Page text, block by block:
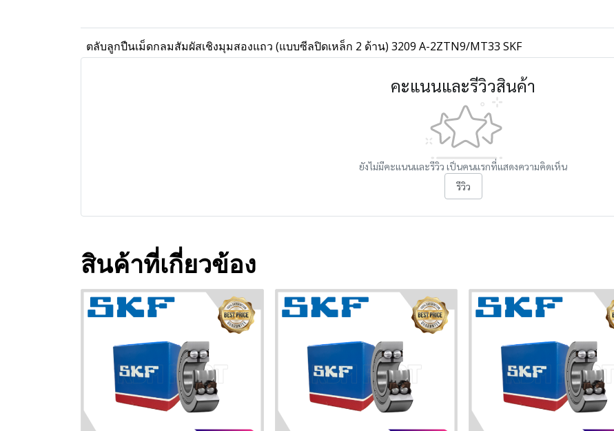
ตลับลูกปืนเม็ดกลมสัมผัสเชิงมุมสองแถว (แบบซีลปิดเหล็ก 2 ด้าน) 3209 A-2ZTN9/MT33 SKF
คะแนนและรีวิวสินค้า
ยังไม่มีคะแนนและรีวิว เป็นคนแรกที่แสดงความคิดเห็น
รีวิว
สินค้าที่เกี่ยวข้อง